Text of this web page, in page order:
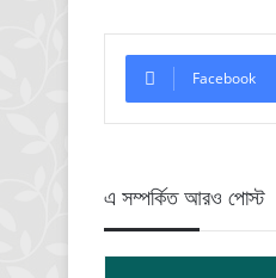
Facebook
এ সম্পর্কিত আরও পোস্ট